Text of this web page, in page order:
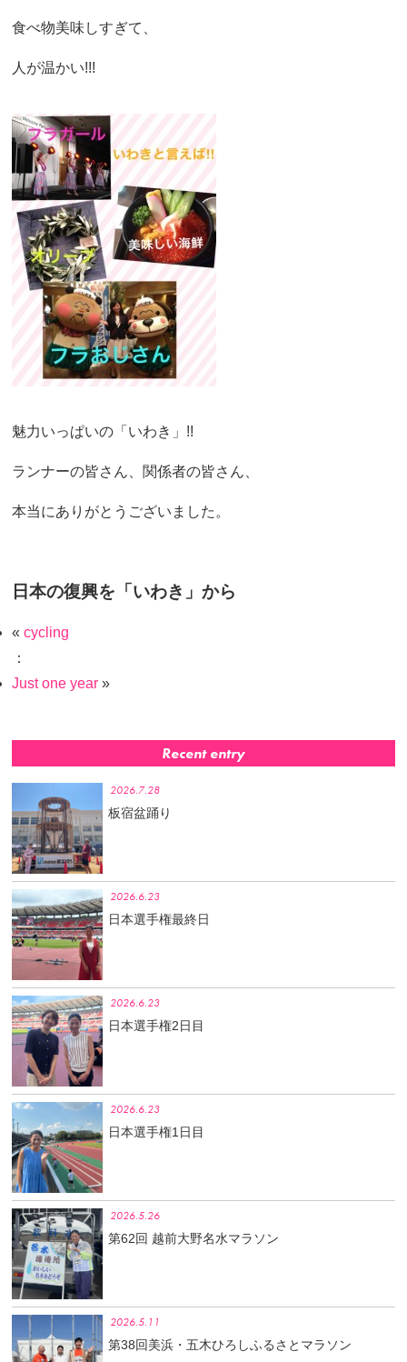
食べ物美味しすぎて、
人が温かい!!!
魅力いっぱいの「いわき」!!
ランナーの皆さん、関係者の皆さん、
本当にありがとうございました。
日本の復興を「いわき」から
«cycling
：
Just one year »
Recent entry
2026.7.28
板宿盆踊り
2026.6.23
日本選手権最終日
2026.6.23
日本選手権2日目
2026.6.23
日本選手権1日目
2026.5.26
第62回 越前大野名水マラソン
2026.5.11
第38回美浜・五木ひろしふるさとマラソン